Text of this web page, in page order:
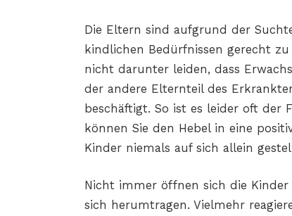
Die Eltern sind aufgrund der
kindlichen Bedürfnissen gerecht
nicht darunter leiden, dass
der andere Elternteil des
beschäftigt. So ist es leider oft der
können Sie den Hebel in eine
Kinder niemals auf sich allein
Nicht immer öffnen sich die
sich herumtragen. Vielmehr